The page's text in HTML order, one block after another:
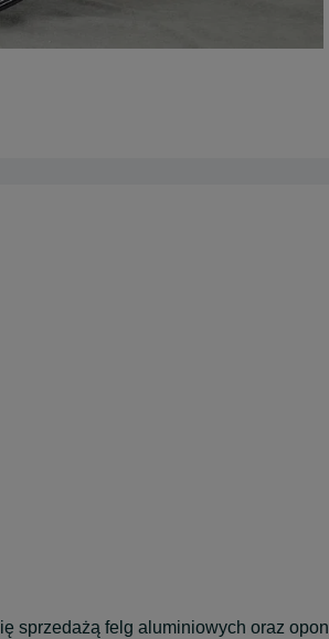
sprzedażą felg aluminiowych oraz opon